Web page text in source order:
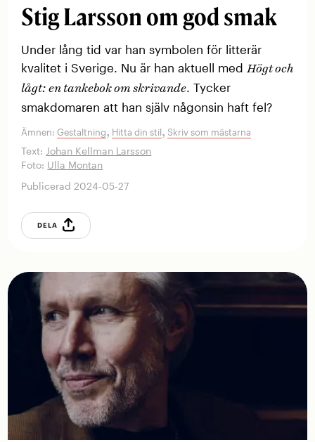
Stig Larsson om god smak
Under lång tid var han symbolen för litterär
kvalitet i Sverige. Nu är han aktuell med Högt och
lågt: en tankebok om skrivande. Tycker
smakdomaren att han själv ­någonsin haft fel?
Ämnen:Gestaltning, Hitta din stil,Skriv som mästarna
Text: Johan Kellman Larsson
Foto: Ulla Montan
Publicerad 2024-05-27
DELA